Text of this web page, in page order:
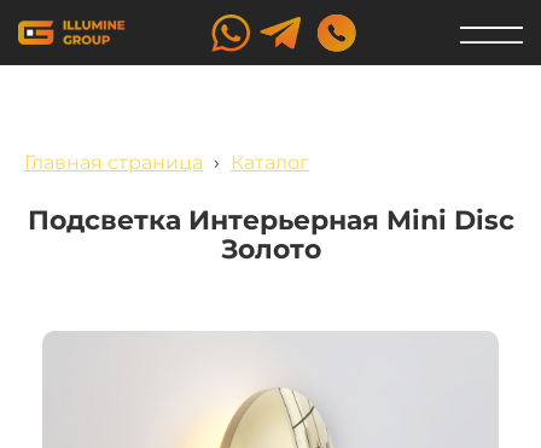
Главная страница › Каталог
Подсветка Интерьерная Mini Disc
Золото